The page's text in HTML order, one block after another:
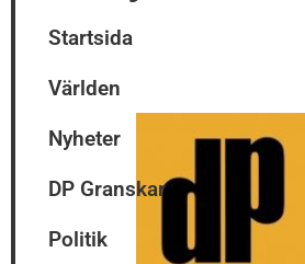
Startsida
Världen
Nyheter
DP Granskar
Politik